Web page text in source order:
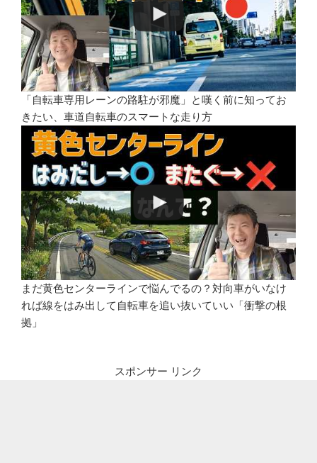
「自転車専用レーンの路駐が邪魔」と嘆く前に知ってお
きたい、車道自転車のスマートな走り方
まだ黄色センターラインで悩んでるの？対向車がいなけ
れば線をはみ出して自転車を追い抜いていい「衝撃の根
拠」
スポンサー リンク